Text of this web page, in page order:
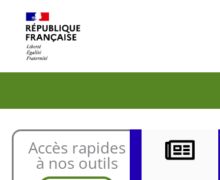
contenu
Accès rapides
à nos outils